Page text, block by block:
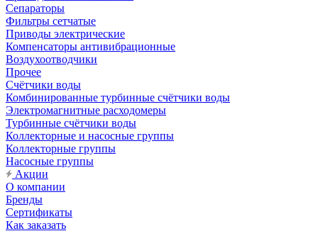
Сепараторы
Фильтры сетчатые
Приводы электрические
Компенсаторы антивибрационные
Воздухоотводчики
Прочее
Счётчики воды
Комбинированные турбинные счётчики воды
Электромагнитные расходомеры
Турбинные счётчики воды
Коллекторные и насосные группы
Коллекторные группы
Насосные группы
Акции
О компании
Бренды
Сертификаты
Как заказать